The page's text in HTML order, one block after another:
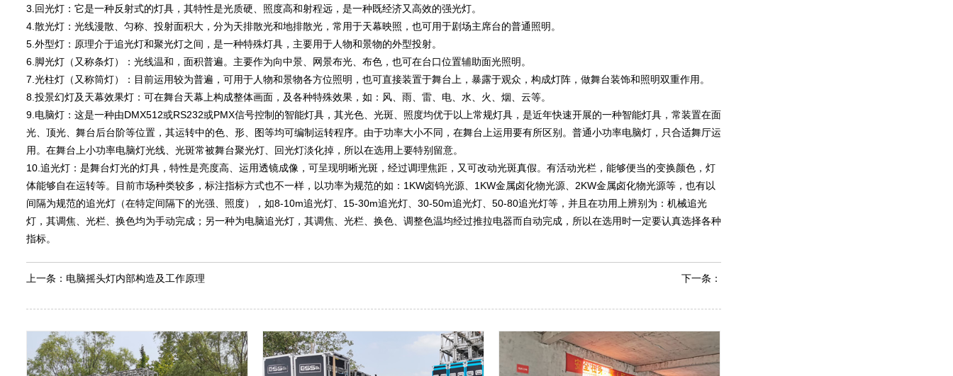
3.回光灯：它是一种反射式的灯具，其特性是光质硬、照度高和射程远，是一种既经济又高效的强光灯。
4.散光灯：光线漫散、匀称、投射面积大，分为天排散光和地排散光，常用于天幕映照，也可用于剧场主席台的普通照明。
5.外型灯：原理介于追光灯和聚光灯之间，是一种特殊灯具，主要用于人物和景物的外型投射。
6.脚光灯（又称条灯）：光线温和，面积普遍。主要作为向中景、网景布光、布色，也可在台口位置辅助面光照明。
7.光柱灯（又称筒灯）：目前运用较为普遍，可用于人物和景物各方位照明，也可直接装置于舞台上，暴露于观众，构成灯阵，做舞台装饰和照明双重作用。
8.投景幻灯及天幕效果灯：可在舞台天幕上构成整体画面，及各种特殊效果，如：风、雨、雷、电、水、火、烟、云等。
9.电脑灯：这是一种由DMX512或RS232或PMX信号控制的智能灯具，其光色、光斑、照度均优于以上常规灯具，是近年快速开展的一种智能灯具，常装置在面
光、顶光、舞台后台阶等位置，其运转中的色、形、图等均可编制运转程序。由于功率大小不同，在舞台上运用要有所区别。普通小功率电脑灯，只合适舞厅运
用。在舞台上小功率电脑灯光线、光斑常被舞台聚光灯、回光灯淡化掉，所以在选用上要特别留意。
10.追光灯：是舞台灯光的灯具，特性是亮度高、运用透镜成像，可呈现明晰光斑，经过调理焦距，又可改动光斑真假。有活动光栏，能够便当的变换颜色，灯
体能够自在运转等。目前市场种类较多，标注指标方式也不一样，以功率为规范的如：1KW卤钨光源、1KW金属卤化物光源、2KW金属卤化物光源等，也有以
间隔为规范的追光灯（在特定间隔下的光强、照度），如8-10m追光灯、15-30m追光灯、30-50m追光灯、50-80追光灯等，并且在功用上辨别为：机械追光
灯，其调焦、光栏、换色均为手动完成；另一种为电脑追光灯，其调焦、光栏、换色、调整色温均经过推拉电器而自动完成，所以在选用时一定要认真选择各种
指标。
下一条：
上一条： 电脑摇头灯内部构造及工作原理